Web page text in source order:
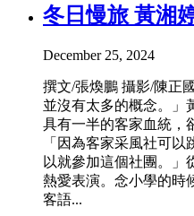
冬日慢旅 黃湘
December 25, 2024
撰文/張煥鵬 攝影/陳正
並沒有太多的概念。」
具有一半的客家血統，
「因為客家采風社可
以就參加這個社團。」
熱愛表演。念小學的時
客語...